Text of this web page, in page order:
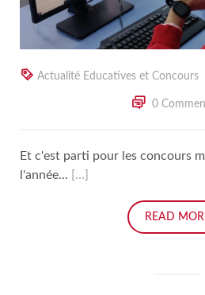
Actualité Educatives et Concours
0
Et c'est parti pour les concours
l'année...
[…]
READ